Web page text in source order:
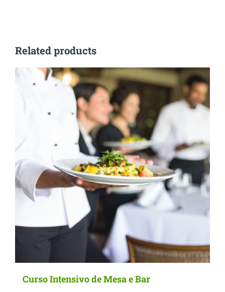
Related products
Curso Intensivo de Mesa e Bar